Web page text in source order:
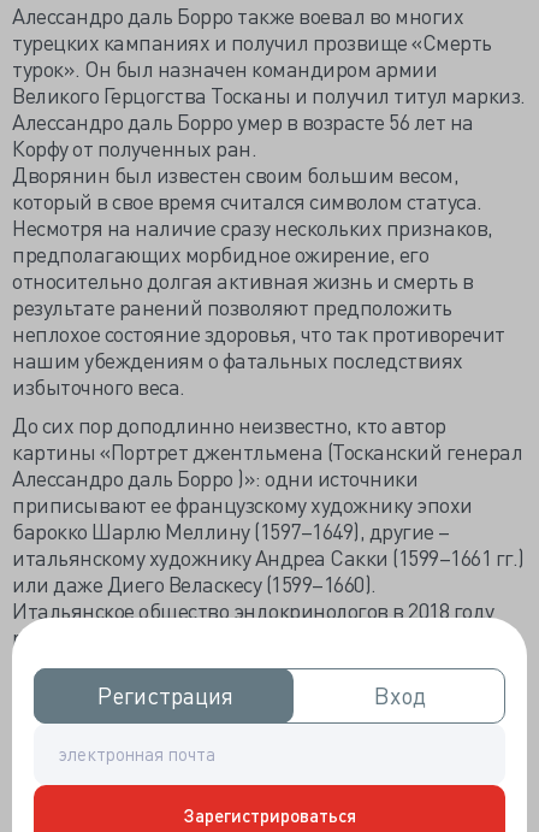
Регистрация
Регистрация Вход
Вход
Зарегистрироваться
Алессандро даль Борро также воевал во многих
турецких кампаниях и получил прозвище «Смерть
турок». Он был назначен командиром армии
Великого Герцогства Тосканы и получил титул маркиз.
Алессандро даль Борро умер в возрасте 56 лет на
Корфу от полученных ран.
Дворянин был известен своим большим весом,
который в свое время считался символом статуса.
Несмотря на наличие сразу нескольких признаков,
предполагающих морбидное ожирение, его
относительно долгая активная жизнь и смерть в
результате ранений позволяют предположить
неплохое состояние здоровья, что так противоречит
нашим убеждениям о фатальных последствиях
избыточного веса.
До сих пор доподлинно неизвестно, кто автор
картины «Портрет джентльмена (Тосканский генерал
Алессандро даль Борро )»: одни источники
приписывают ее французскому художнику эпохи
барокко Шарлю Меллину (1597–1649), другие –
итальянскому художнику Андреа Сакки (1599–1661 гг.)
или даже Диего Веласкесу (1599–1660).
Итальянское общество эндокринологов в 2018 году
решило разобраться в состоянии здоровья сего
джентльмена. Были приблизительно оценены
антропометрические характеристики мужчины на
портрете: рост составил 168 см, объем талии> 130 см, а
говорят об ожирении, не поспоришь. Но как так
получилось, что генеральское ожирение не оставило
губительный след на здоровье?